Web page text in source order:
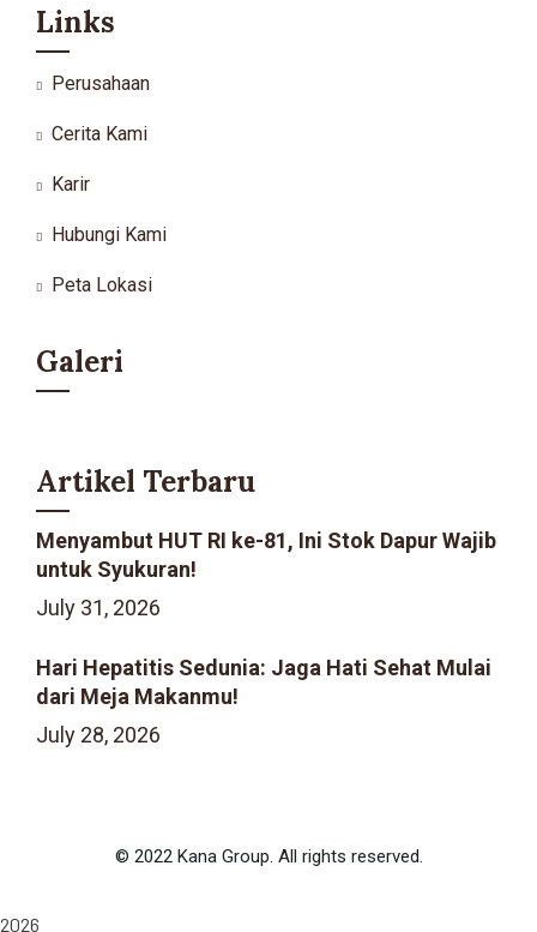
Links
Perusahaan
Cerita Kami
Karir
Hubungi Kami
Peta Lokasi
Galeri
Artikel Terbaru
Menyambut HUT RI ke-81, Ini Stok Dapur Wajib
untuk Syukuran!
July 31, 2026
Hari Hepatitis Sedunia: Jaga Hati Sehat Mulai
dari Meja Makanmu!
July 28, 2026
© 2022Kana Group. All rights reserved.
2026